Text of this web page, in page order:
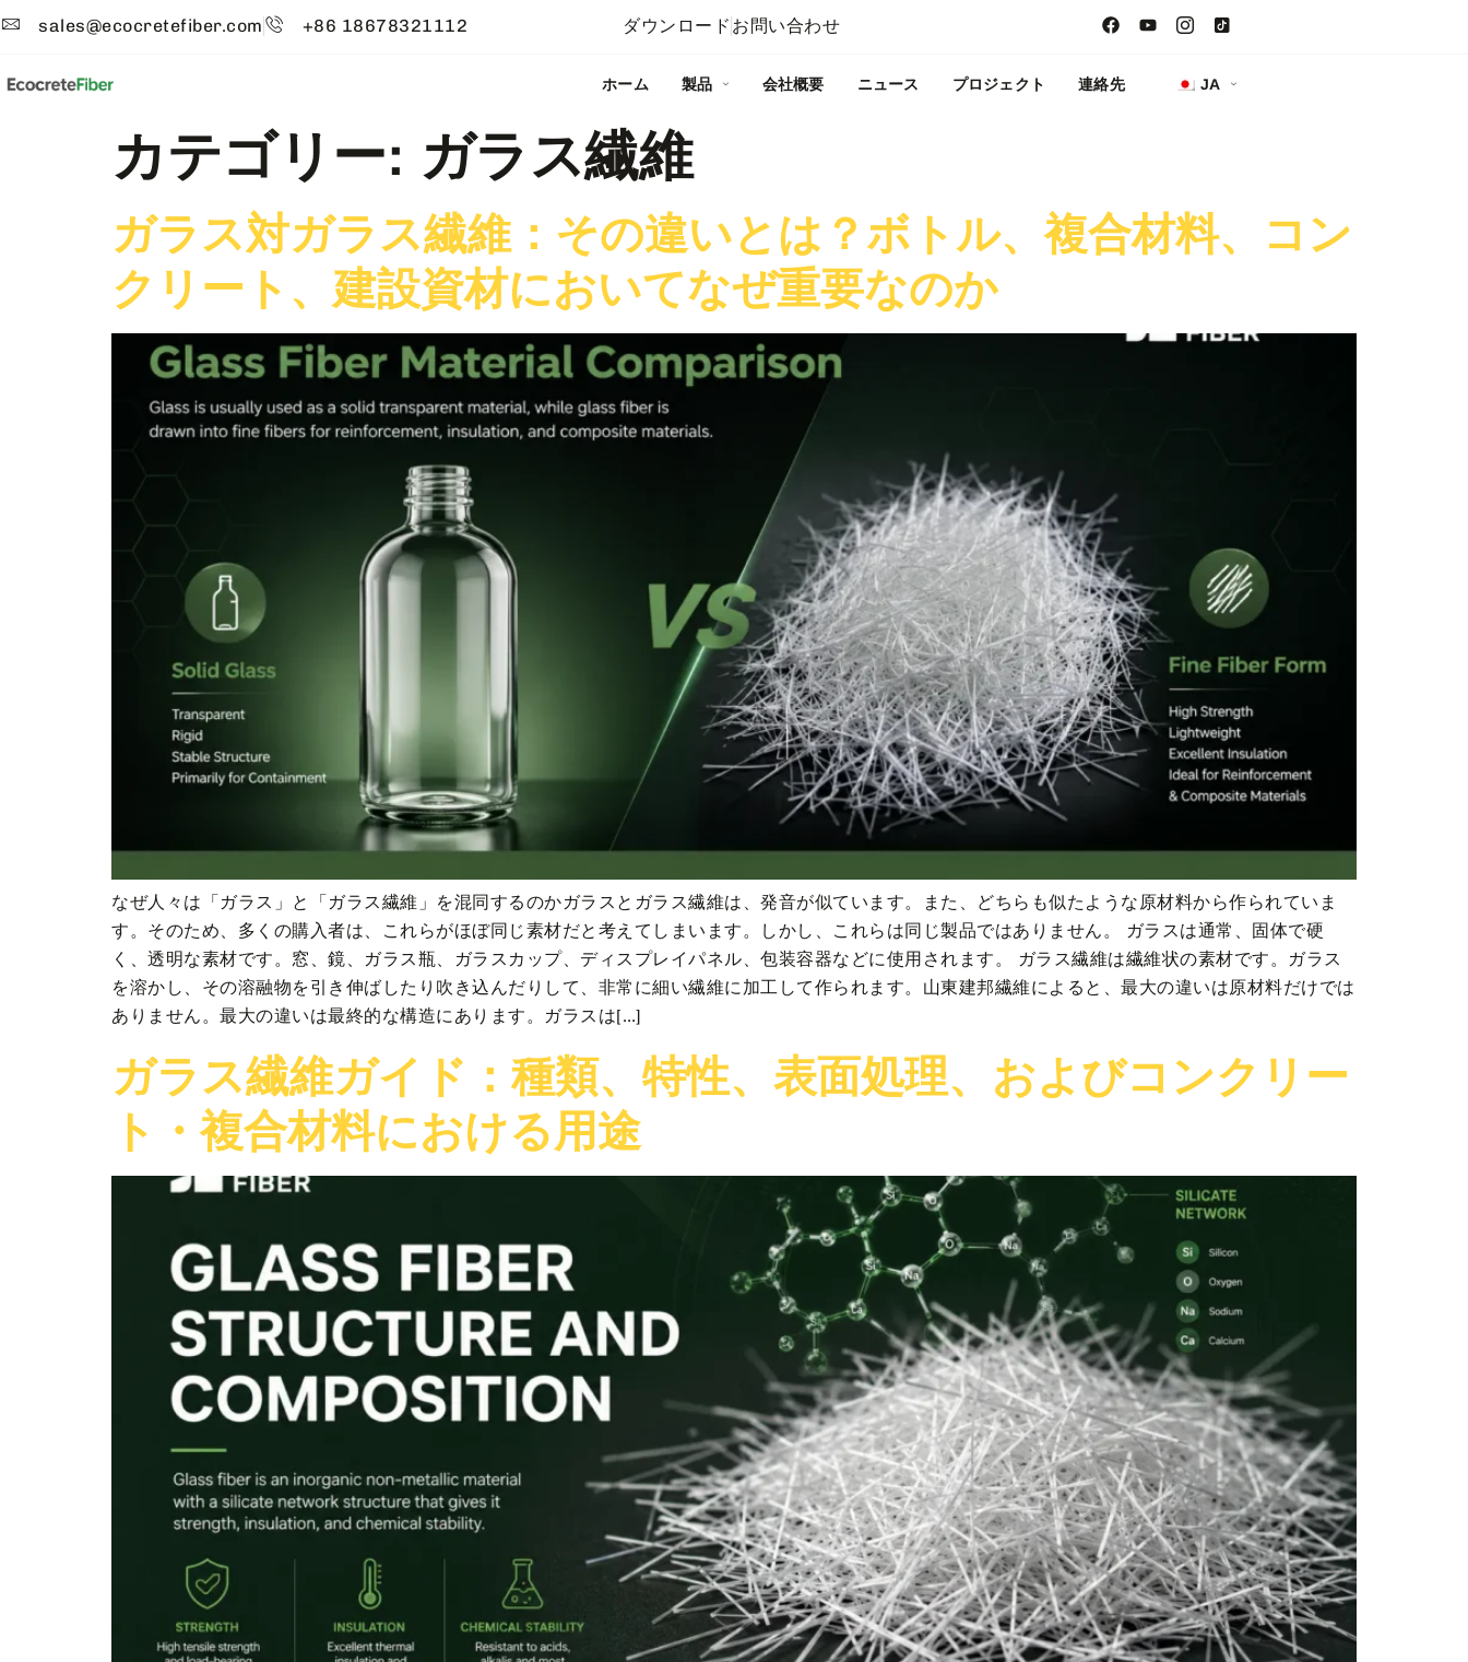
sales@ecocretefiber.com +86 18678321112 ダウンロード お問い合わせ
ホーム 製品 会社概要 ニュース プロジェクト 連絡先 JA
カテゴリー: ガラス繊維
ガラス対ガラス繊維：その違いとは？ボトル、複合材料、コン
クリート、建設資材においてなぜ重要なのか
なぜ人々は「ガラス」と「ガラス繊維」を混同するのかガラスとガラス繊維は、発音が似ています。また、どちらも似たような原材料から作られていま
す。そのため、多くの購入者は、これらがほぼ同じ素材だと考えてしまいます。しかし、これらは同じ製品ではありません。 ガラスは通常、固体で硬
く、透明な素材です。窓、鏡、ガラス瓶、ガラスカップ、ディスプレイパネル、包装容器などに使用されます。 ガラス繊維は繊維状の素材です。ガラス
を溶かし、その溶融物を引き伸ばしたり吹き込んだりして、非常に細い繊維に加工して作られます。山東建邦繊維によると、最大の違いは原材料だけでは
ありません。最大の違いは最終的な構造にあります。ガラスは[…]
ガラス繊維ガイド：種類、特性、表面処理、およびコンクリー
ト・複合材料における用途